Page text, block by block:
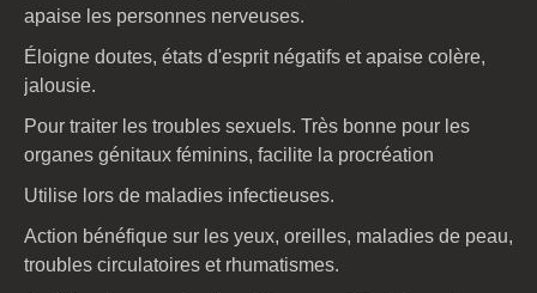
apaise les personnes nerveuses.
Éloigne doutes, états d'esprit négatifs et apaise colère,
jalousie.
Pour traiter les troubles sexuels. Très bonne pour les
organes génitaux féminins, facilite la procréation
Utilise lors de maladies infectieuses.
Action bénéfique sur les yeux, oreilles, maladies de peau,
troubles circulatoires et rhumatismes.